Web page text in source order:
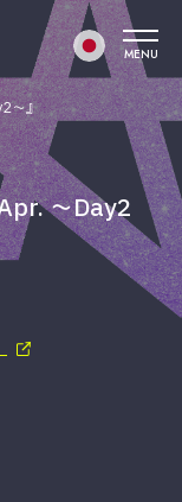
MENU
～』
～Day2